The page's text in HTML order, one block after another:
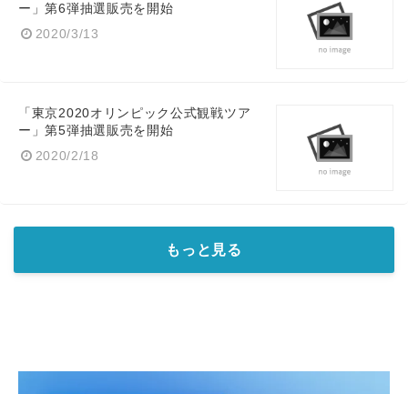
ー」第6弾抽選販売を開始
2020/3/13
「東京2020オリンピック公式観戦ツア
ー」第5弾抽選販売を開始
2020/2/18
もっと見る